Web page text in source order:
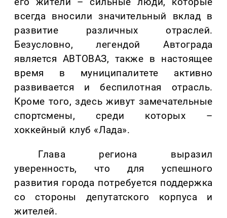
всегда вносили значительный вклад в
развитие различных отраслей.
Безусловно, легендой Автограда
является АВТОВАЗ, также в настоящее
время в муниципалитете активно
развивается и беспилотная отрасль.
Кроме того, здесь живут замечательные
спортсмены, среди которых –
хоккейный клуб «Лада».
Глава региона выразил
уверенность, что для успешного
развития города потребуется поддержка
со стороны депутатского корпуса и
жителей.